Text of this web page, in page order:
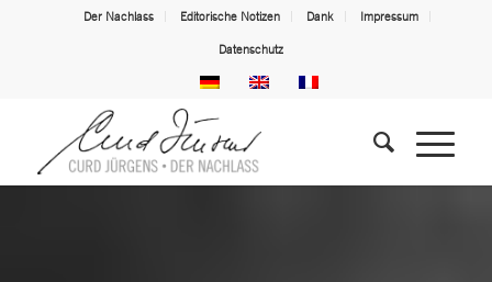
Der Nachlass Editorische Notizen Dank Impressum
Datenschutz